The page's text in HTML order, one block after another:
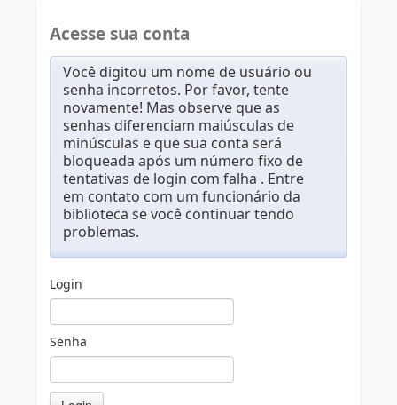
Acesse sua conta
Você digitou um nome de usuário ou
senha incorretos. Por favor, tente
novamente! Mas observe que as
senhas diferenciam maiúsculas de
minúsculas e que sua conta será
bloqueada após um número fixo de
tentativas de login com falha . Entre
em contato com um funcionário da
biblioteca se você continuar tendo
problemas.
Login
Senha